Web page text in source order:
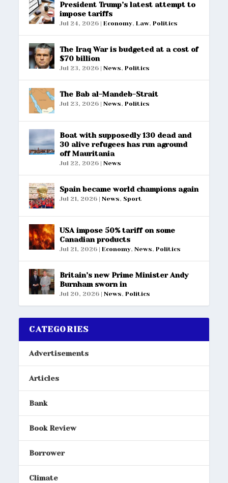
President Trump’s latest attempt to
impose tariffs
Jul 24, 2026 |Economy,Law,Politics
The Iraq War is budgeted at a cost of
$70 billion
Jul 23, 2026 |News,Politics
The Bab al-Mandeb-Strait
Jul 23, 2026 |News,Politics
Boat with supposedly 130 dead and
30 alive refugees has run aground
off Mauritania
Jul 22, 2026 |News
Spain became world champions again
Jul 21, 2026 |News, Sport
USA impose 50% tariff on some
Canadian products
Jul 21, 2026 |Economy,News,Politics
Britain’s new Prime Minister Andy
Burnham sworn in
Jul 20, 2026 |News,Politics
CATEGORIES
Advertisements
Articles
Bank
Book Review
Borrower
Climate